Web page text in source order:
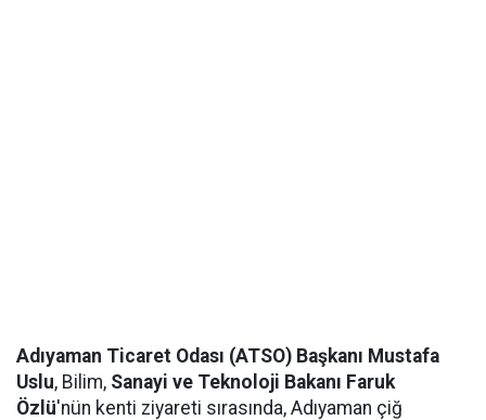
Adıyaman Ticaret Odası (ATSO) Başkanı Mustafa
Uslu, Bilim, Sanayi ve Teknoloji Bakanı Faruk
Özlü'nün kenti ziyareti sırasında, Adıyaman çiğ